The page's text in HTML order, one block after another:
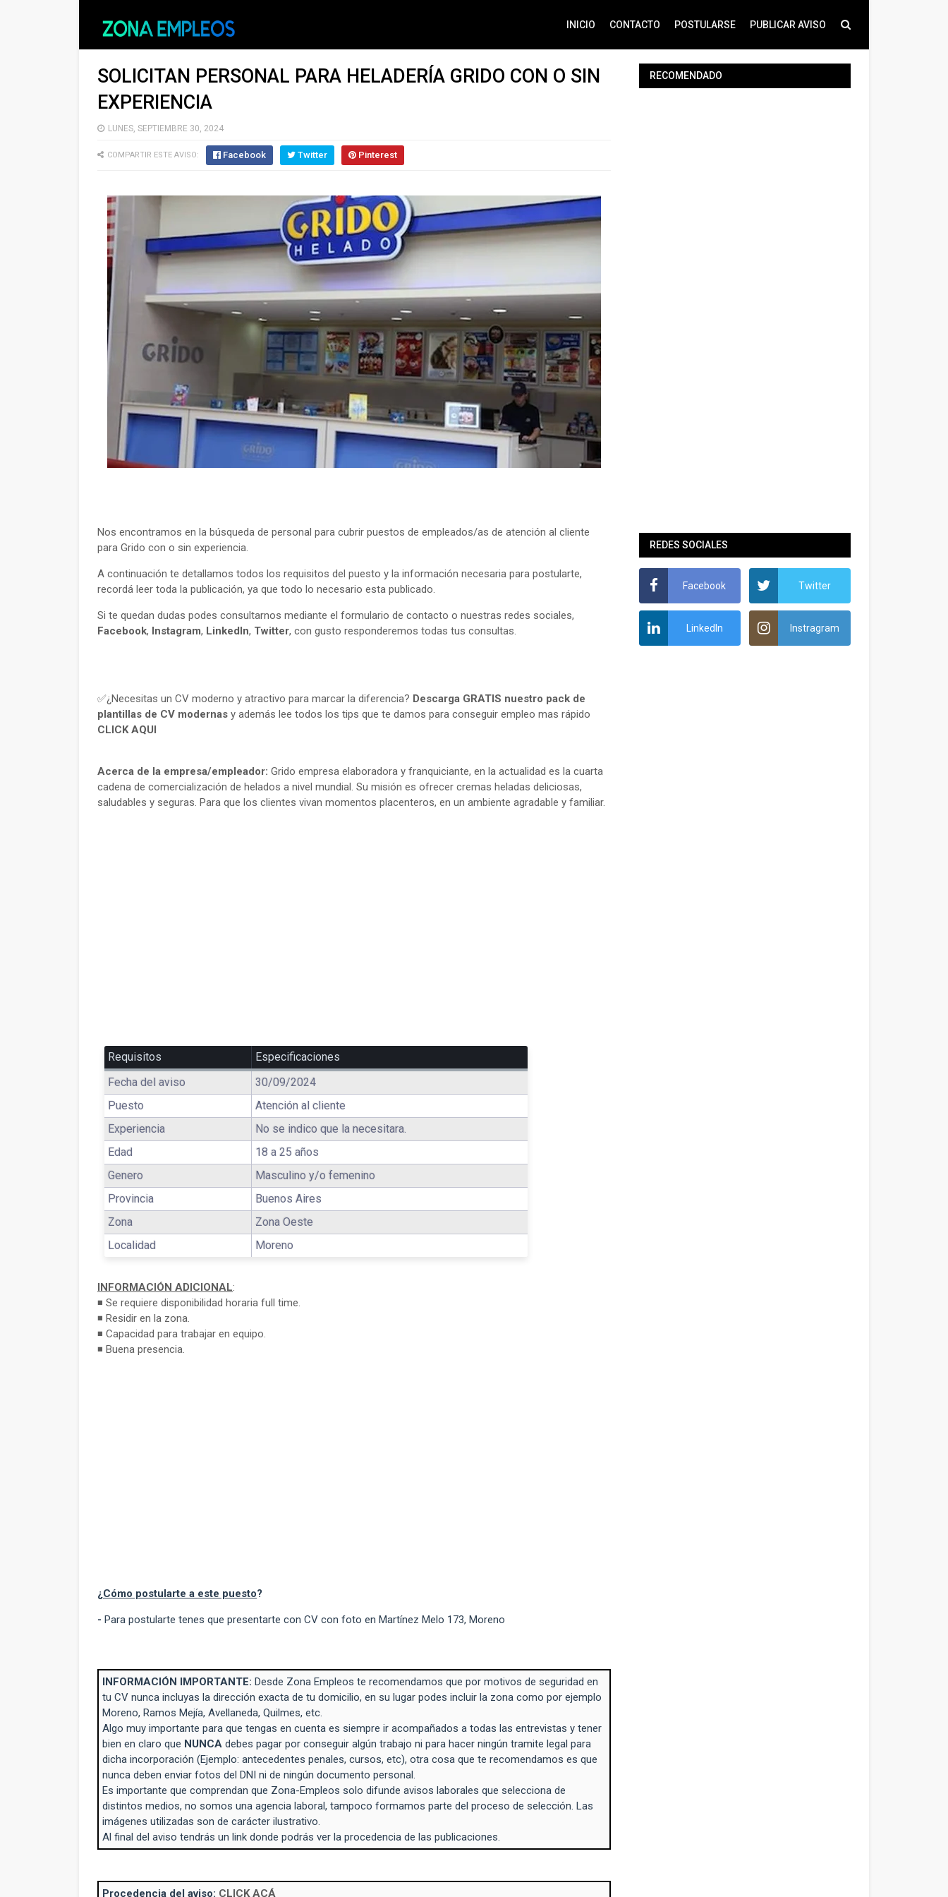
INICIO CONTACTO POSTULARSE PUBLICAR AVISO
SOLICITAN PERSONAL PARA HELADERÍA GRIDO CON O SIN
EXPERIENCIA
LUNES, SEPTIEMBRE 30, 2024
COMPARTIR ESTE AVISO: Facebook Twitter Pinterest
Nos encontramos en la búsqueda de personal para cubrir puestos de empleados/as de atención al cliente
para Grido con o sin experiencia.
A continuación te detallamos todos los requisitos del puesto y la información necesaria para postularte,
recordá leer toda la publicación, ya que todo lo necesario esta publicado.
Si te quedan dudas podes consultarnos mediante el formulario de contacto o nuestras redes sociales,
Facebook, Instagram, LinkedIn, Twitter, con gusto responderemos todas tus consultas.
✅¿Necesitas un CV moderno y atractivo para marcar la diferencia? Descarga GRATIS nuestro pack de
plantillas de CV modernas y además lee todos los tips que te damos para conseguir empleo mas rápido
CLICK AQUI
Acerca de la empresa/empleador: Grido empresa elaboradora y franquiciante, en la actualidad es la cuarta
cadena de comercialización de helados a nivel mundial. Su misión es ofrecer cremas heladas deliciosas,
saludables y seguras. Para que los clientes vivan momentos placenteros, en un ambiente agradable y familiar.
Requisitos
Especificaciones
Fecha del aviso
30/09/2024
Puesto
Atención al cliente
Experiencia
No se indico que la necesitara.
Edad
18 a 25 años
Genero
Masculino y/o femenino
Provincia
Buenos Aires
Zona
Zona Oeste
Localidad
Moreno
INFORMACIÓN ADICIONAL:
◾ Se requiere disponibilidad horaria full time.
◾ Residir en la zona.
◾ Capacidad para trabajar en equipo.
◾ Buena presencia.
¿ Cómo postularte a este puesto?
- Para postularte tenes que presentarte con CV con foto en Martínez Melo 173, Moreno
INFORMACIÓN IMPORTANTE: Desde Zona Empleos te recomendamos que por motivos de seguridad en
tu CV nunca incluyas la dirección exacta de tu domicilio, en su lugar podes incluir la zona como por ejemplo
Moreno, Ramos Mejía, Avellaneda, Quilmes, etc.
Algo muy importante para que tengas en cuenta es siempre ir acompañados a todas las entrevistas y tener
bien en claro que NUNCA debes pagar por conseguir algún trabajo ni para hacer ningún tramite legal para
dicha incorporación (Ejemplo: antecedentes penales, cursos, etc), otra cosa que te recomendamos es que
nunca deben enviar fotos del DNI ni de ningún documento personal.
Es importante que comprendan que Zona-Empleos solo difunde avisos laborales que selecciona de
distintos medios, no somos una agencia laboral, tampoco formamos parte del proceso de selección. Las
imágenes utilizadas son de carácter ilustrativo.
Al final del aviso tendrás un link donde podrás ver la procedencia de las publicaciones.
Procedencia del aviso: CLICK ACÁ
RECOMENDADO
REDES SOCIALES
Facebook Twitter
LinkedIn Instragram